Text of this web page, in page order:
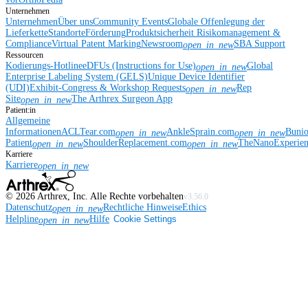
Unternehmen
UnternehmenÜber unsCommunity EventsGlobale Offenlegung der
LieferketteStandorteFörderungProduktsicherheit Risikomanagement &
ComplianceVirtual Patent MarkingNewsroomopen_in_newSBA Support
Ressourcen
Kodierungs-HotlineeDFUs (Instructions for Use)open_in_newGlobal
Enterprise Labeling System (GELS)Unique Device Identifier
(UDI)Exhibit-Congress & Workshop Requestsopen_in_newRep
Siteopen_in_newThe Arthrex Surgeon App
Patient:in
Allgemeine
InformationenACLTear.comopen_in_newAnkleSprain.comopen_in_new
Patientopen_in_newShoulderReplacement.comopen_in_new
Karriere
Karriereopen_in_new
© 2026 Arthrex, Inc. Alle Rechte vorbehaltenv3.56.0
Datenschutzopen_in_newRechtliche HinweiseEthics
Helplineopen_in_newHilfe Cookie Settings